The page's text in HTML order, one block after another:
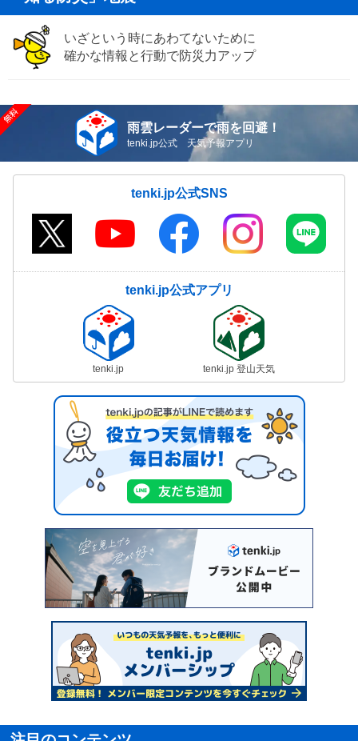
いざという時にあわてないために
確かな情報と行動で防災力アップ
雨雲レーダーで雨を回避！
tenki.jp公式 天気予報アプリ
tenki.jp公式SNS
tenki.jp公式アプリ
tenki.jp tenki.jp 登山天気